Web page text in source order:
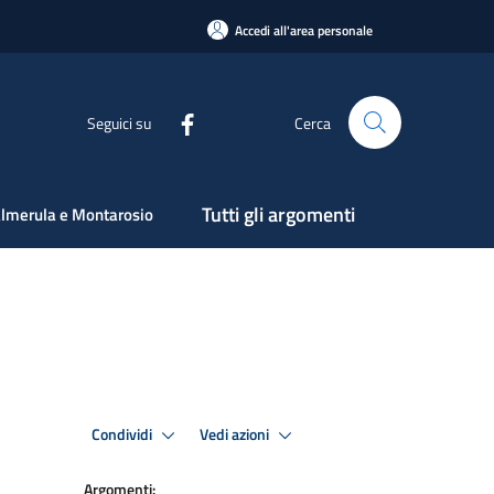
Accedi all'area personale
Seguici su Cerca
e Montarosio Tutti gli argomenti
Condividi Vedi azioni
Argomenti: